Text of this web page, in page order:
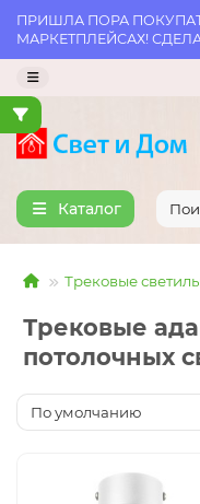
ПРИШЛА ПОРА
МАРКЕТПЛЕЙСАХ!
Каталог
Трековые
Трековые
потолочных